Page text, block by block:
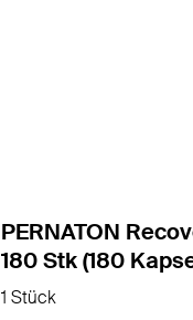
1 Stück
PERNATON
180 Stk (180
1 Stück